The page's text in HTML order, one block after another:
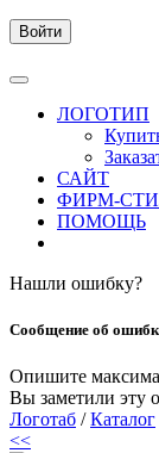
Войти
ЛОГОТИП
САЙТ
ФИРМ-
ПОМОЩЬ
Нашли ошибку?
Сообщение об
Опишите
Вы заметили эту
Логотаб /Каталог
<<